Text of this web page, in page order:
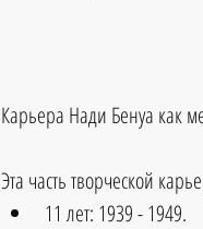
Карьера Нади Бенуа как
Эта часть творческой
11 лет: 1939 - 1949.